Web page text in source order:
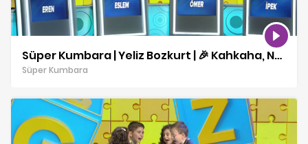
Süper Kumbara | Yeliz Bozkurt | 🎉 Kahkaha, Neşe ve Sürprizler! | 20 12 2025
Süper Kumbara